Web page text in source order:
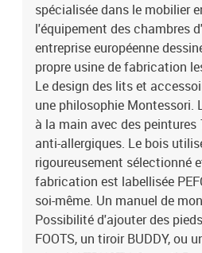
spécialisée dans le mobilier
l'équipement des chambres
entreprise européenne
propre usine de fabrication
Le design des lits et
une philosophie Montessori.
à la main avec des peintures
anti-allergiques. Le bois
rigoureusement sélectionné
fabrication est labellisée
soi-même. Un manuel de
Possibilité d'ajouter des
FOOTS, un tiroir BUDDY, ou